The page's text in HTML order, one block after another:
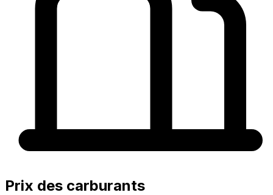
Prix des carburants